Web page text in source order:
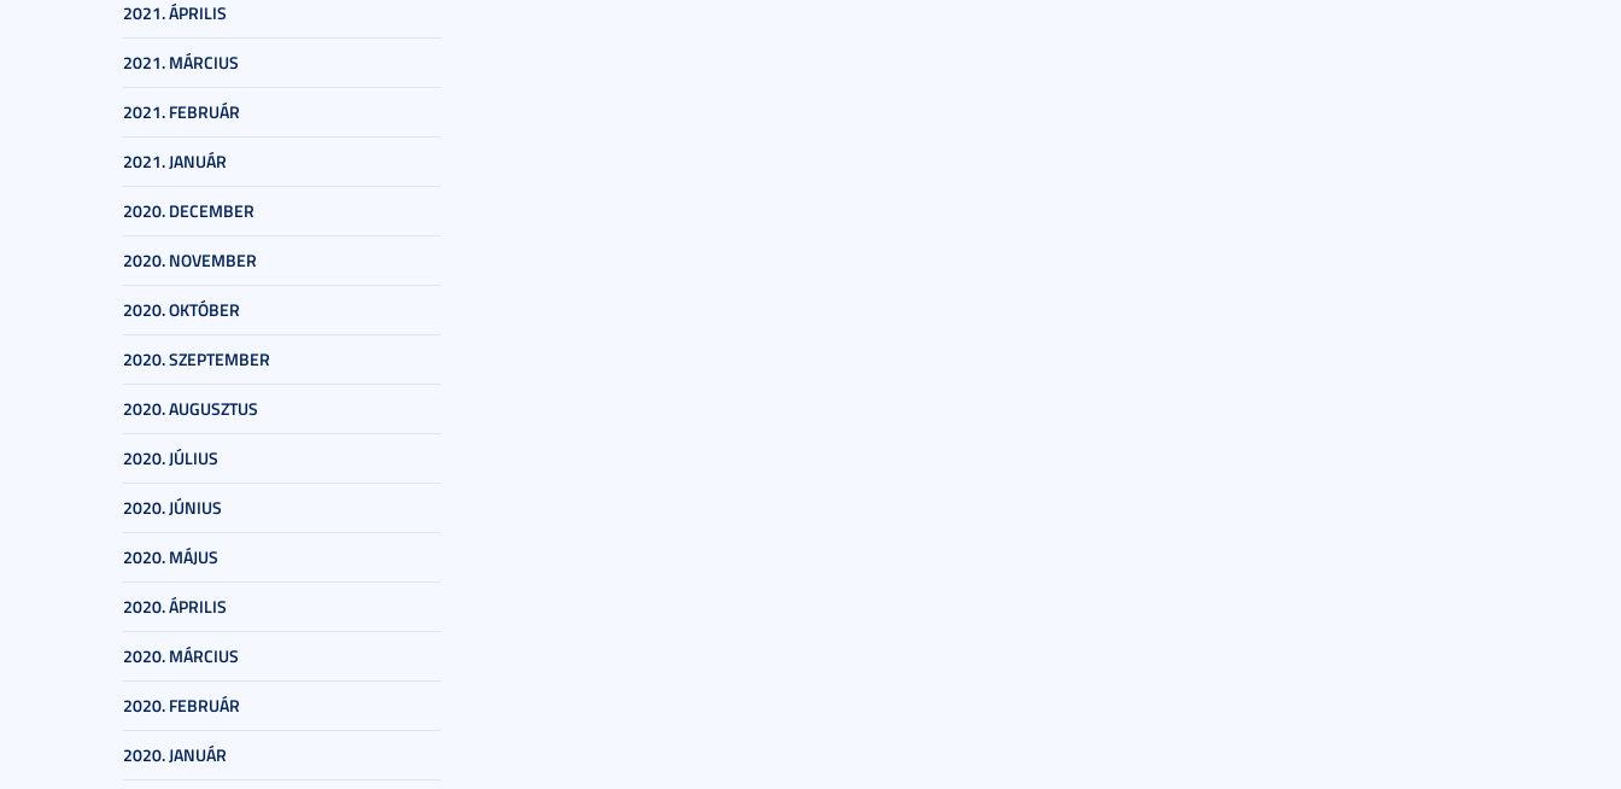
2021. ÁPRILIS
2021. MÁRCIUS
2021. FEBRUÁR
2021. JANUÁR
2020. DECEMBER
2020. NOVEMBER
2020. OKTÓBER
2020. SZEPTEMBER
2020. AUGUSZTUS
2020. JÚLIUS
2020. JÚNIUS
2020. MÁJUS
2020. ÁPRILIS
2020. MÁRCIUS
2020. FEBRUÁR
2020. JANUÁR